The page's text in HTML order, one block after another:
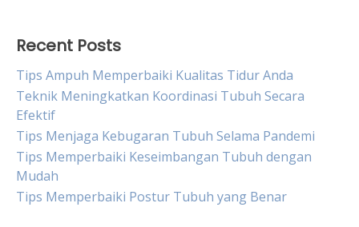
Recent Posts
Tips Ampuh Memperbaiki Kualitas Tidur Anda
Teknik Meningkatkan Koordinasi Tubuh Secara
Efektif
Tips Menjaga Kebugaran Tubuh Selama Pandemi
Tips Memperbaiki Keseimbangan Tubuh dengan
Mudah
Tips Memperbaiki Postur Tubuh yang Benar